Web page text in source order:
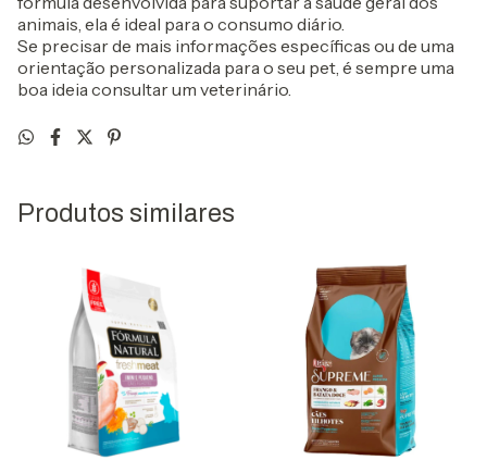
animais, ela é ideal para o consumo diário.
Se precisar de mais informações específicas ou de uma
orientação personalizada para o seu pet, é sempre uma
boa ideia consultar um veterinário.
Produtos similares